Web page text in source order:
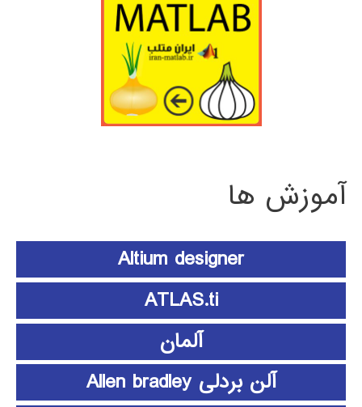
آموزش ها
Altium designer
ATLAS.ti
آلمان
آلن بردلی Allen bradley